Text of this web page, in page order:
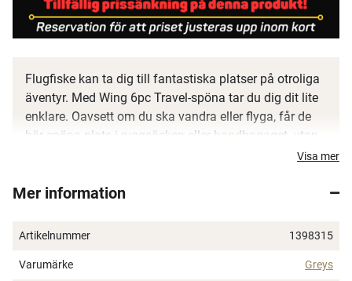
Flugfiske kan ta dig till fantastiska platser på otroliga
äventyr. Med Wing 6pc Travel-spöna tar du dig dit lite
enklare. Oavsett om du ska vandra eller flyga, får de
här spöna plats i ryggsäcken eller handbagaget, utan
4-delad kolfiberklinga med Powerlux-teknologi
Linförarringar med inlägg
Rullfäste i metall
Visa mer
Mer information
Artikelnummer 1398315
Varumärke Greys